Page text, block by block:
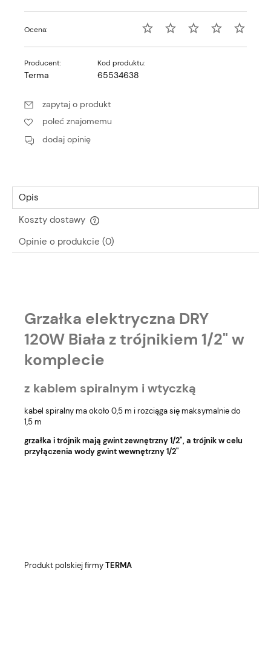
Ocena:
Producent:
Terma
Kod produktu:
65534638
zapytaj o produkt
poleć znajomemu
dodaj opinię
Opis
Koszty dostawy
Cena nie zawiera ewentualnych kosztów płatności
Opinie o produkcie (0)
Grzałka elektryczna DRY
120W Biała z trójnikiem 1/2" w
komplecie
z kablem spiralnym i wtyczką
kabel spiralny ma około 0,5 m i rozciąga się maksymalnie do
1,5 m
grzałka i trójnik mają gwint zewnętrzny 1/2", a trójnik w celu
przyłączenia wody gwint wewnętrzny 1/2"
Produkt polskiej firmyTERMA